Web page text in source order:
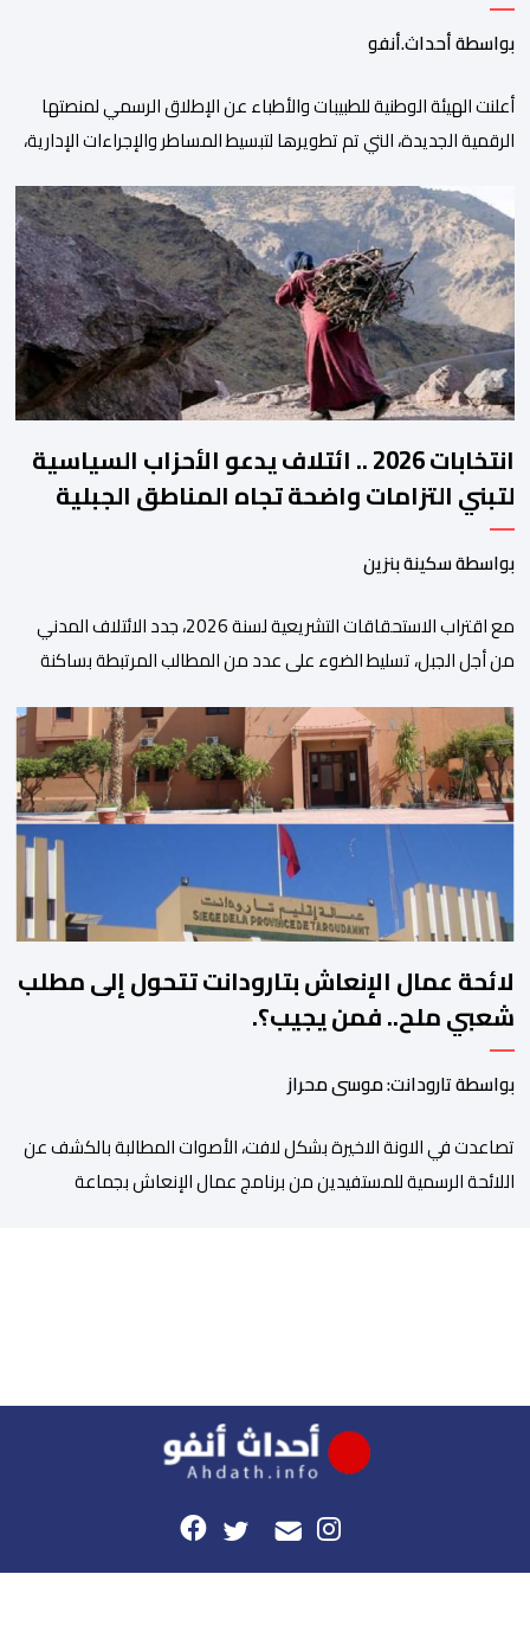
بواسطة أحداث.أنفو
أعلنت الهيئة الوطنية للطبيبات والأطباء عن الإطلاق الرسمي لمنصتها
الرقمية الجديدة، التي تم تطويرها لتبسيط المساطر والإجراءات الإدارية،
والمجالس الجهوية للهيئة إلى جانب الهيئة الوطنية. وذكر بلاغ للهيئة أن
هذه المنصة، التي تم إطلاقها في إطار استراتيجيتها الرامية إلى التحديث
والتحول الرقمي، تشكل خطوة مهمة في […]
انتخابات 2026 .. ائتلاف يدعو الأحزاب السياسية
لتبني التزامات واضحة تجاه المناطق الجبلية
بواسطة سكينة بنزين
مع اقتراب الاستحقاقات التشريعية لسنة 2026، جدد الائتلاف المدني
من أجل الجبل، تسليط الضوء على عدد من المطالب المرتبطة بساكنة
فيها الأحزاب السياسية، إلى ادراج 10 التزامات ضمن برامجها الانتخابية
المنتظرة، في إطار تعاقد سياسي مع المناطق الجبلية والانتقال من
الوعود الانتخابية إلى التزامات عملية […]
لائحة عمال الإنعاش بتارودانت تتحول إلى مطلب
شعبي ملح.. فمن يجيب؟.
بواسطة تارودانت: موسى محراز
تصاعدت في الاونة الاخيرة بشكل لافت، الأصوات المطالبة بالكشف عن
اللائحة الرسمية للمستفيدين من برنامج عمال الإنعاش بجماعة